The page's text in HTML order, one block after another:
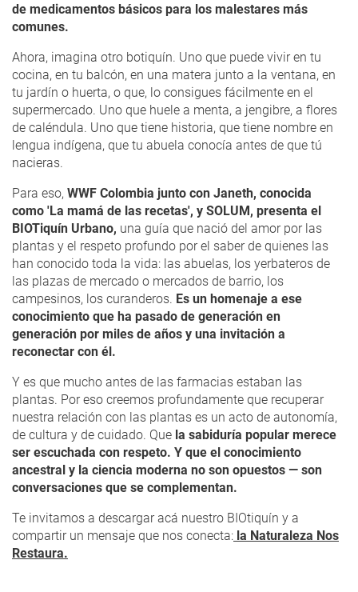
de medicamentos básicos para los malestares más
comunes.
Ahora, imagina otro botiquín. Uno que puede vivir en tu
cocina, en tu balcón, en una matera junto a la ventana, en
tu jardín o huerta, o que, lo consigues fácilmente en el
supermercado. Uno que huele a menta, a jengibre, a flores
de caléndula. Uno que tiene historia, que tiene nombre en
lengua indígena, que tu abuela conocía antes de que tú
nacieras.
Para eso, WWF Colombia junto con Janeth, conocida
como 'La mamá de las recetas', y SOLUM, presenta el
BIOTiquín Urbano, una guía que nació del amor por las
plantas y el respeto profundo por el saber de quienes las
han conocido toda la vida: las abuelas, los yerbateros de
las plazas de mercado o mercados de barrio, los
campesinos, los curanderos. Es un homenaje a ese
conocimiento que ha pasado de generación en
generación por miles de años y una invitación a
reconectar con él.
Y es que mucho antes de las farmacias estaban las
plantas. Por eso creemos profundamente que recuperar
nuestra relación con las plantas es un acto de autonomía,
de cultura y de cuidado. Que la sabiduría popular merece
ser escuchada con respeto. Y que el conocimiento
ancestral y la ciencia moderna no son opuestos — son
conversaciones que se complementan.
Te invitamos a descargar acá nuestro BIOtiquín y a
compartir un mensaje que nos conecta: la Naturaleza Nos
Restaura.